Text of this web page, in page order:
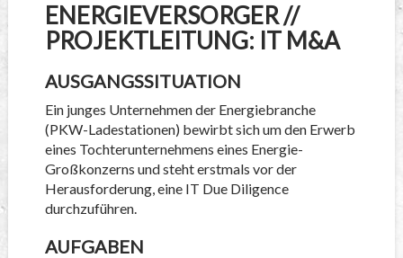
ENERGIEVERSORGER //
PROJEKTLEITUNG: IT M&A
AUSGANGSSITUATION
Ein junges Unternehmen der Energiebranche
(PKW-Ladestationen) bewirbt sich um den Erwerb
eines Tochterunternehmens eines Energie-
Großkonzerns und steht erstmals vor der
Herausforderung, eine IT Due Diligence
durchzuführen.
AUFGABEN